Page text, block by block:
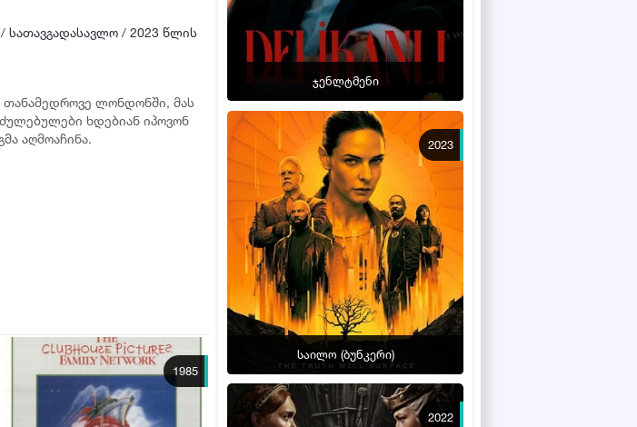
/ სათავგადასავლო/ 2023 წლის
ლონდონში, მას
ხდებიან იპოვონ
აღმოაჩინა.
1985
ჯენლტმენი
2023
საილო (ბუნკერი)
2022